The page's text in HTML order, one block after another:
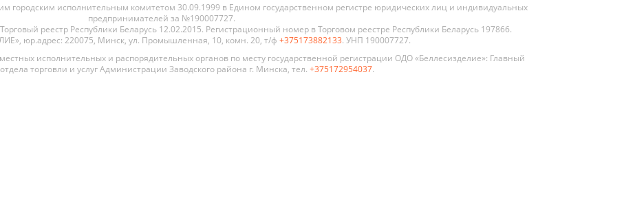
исполнительным комитетом 30.09.1999 в Едином государственном регистре юридических лиц и индивидуальных
предпринимателей за №190007727.
реестр Республики Беларусь 12.02.2015. Регистрационный номер в Торговом реестре Республики Беларусь 197866.
юр.адрес: 220075, Минск, ул. Промышленная, 10, комн. 20, т/ф +375173882133. УНП 190007727.
исполнительных и распорядительных органов по месту государственной регистрации ОДО «Беллесизделие»: Главный
торговли и услуг Администрации Заводского района г. Минска, тел. +375172954037.